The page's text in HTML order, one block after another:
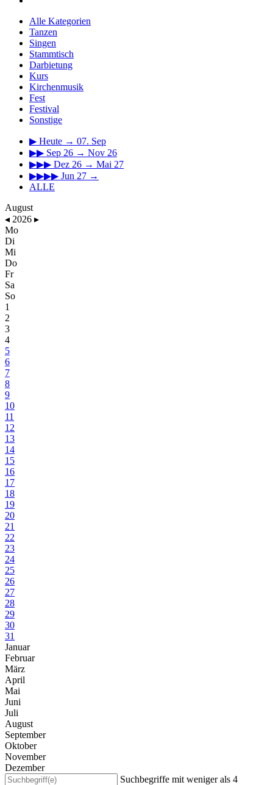
Alle Kategorien
Tanzen
Singen
Stammtisch
Darbietung
Kurs
Kirchenmusik
Fest
Festival
Sonstige
▶ Heute → 07. Sep
▶▶ Sep 26 → Nov 26
▶▶▶ Dez 26 → Mai 27
▶▶▶▶ Jun 27 →
ALLE
August
◂ 2026 ▸
Mo
Di
Mi
Do
Fr
Sa
So
1
2
3
4
5
6
7
8
9
10
11
12
13
14
15
16
17
18
19
20
21
22
23
24
25
26
27
28
29
30
31
Januar
Februar
März
April
Mai
Juni
Juli
August
September
Oktober
November
Dezember
Suchbegriffe mit weniger als 4